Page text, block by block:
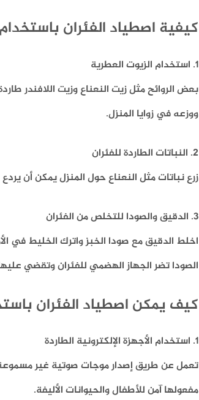
كيفية اصطياد الفئران
1. استخدام الزيوت العطرية
بعض الروائح مثل زيت النعناع وزيت اللافندر
ووزعه في زوايا المنزل.
2. النباتات الطاردة للفئران
زرع نباتات مثل النعناع حول المنزل يمكن أن
3. الدقيق والصودا للتخلص من الفئران
اخلط الدقيق مع صودا الخبز واترك الخليط في
الصودا تضر الجهاز الهضمي للفئران وتقضي
كيف يمكن اصطياد الفئران
1. استخدام الأجهزة الإلكترونية الطاردة
تعمل عن طريق إصدار موجات صوتية غير مسموعة
مفعولها آمن للأطفال والحيوانات الأليفة.